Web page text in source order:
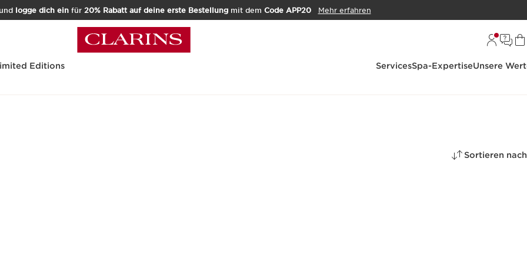
logge dich einfür 20% Rabatt auf deine erste Bestellungmit dem Code APP20 Mehr erfahren
Editions ServicesSpa-ExpertiseUnsere
Sortieren nach